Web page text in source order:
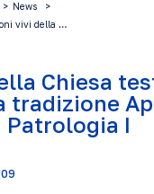
News
vivi della …
Chiesa
tradizione
Patrologia I